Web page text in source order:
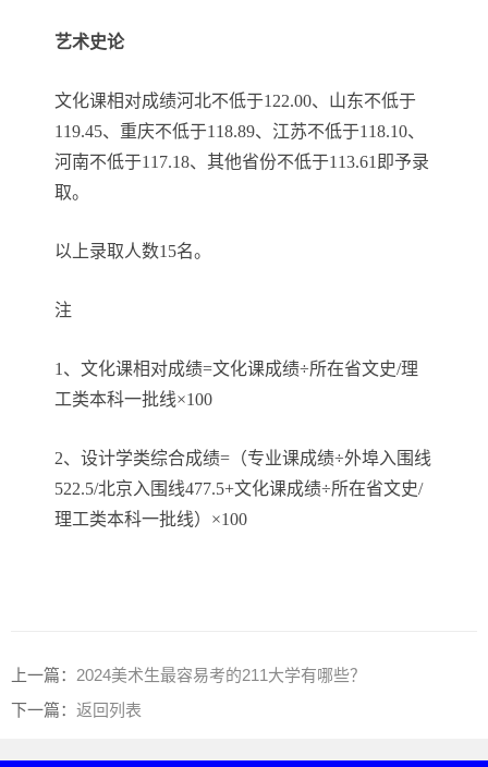
艺术史论
文化课相对成绩河北不低于122.00、山东不低于
119.45、重庆不低于118.89、江苏不低于118.10、
河南不低于117.18、其他省份不低于113.61即予录
取。
以上录取人数15名。
注
1、文化课相对成绩=文化课成绩÷所在省文史/理
工类本科一批线×100
2、设计学类综合成绩=（专业课成绩÷外埠入围线
522.5/北京入围线477.5+文化课成绩÷所在省文史/
理工类本科一批线）×100
上一篇： 2024美术生最容易考的211大学有哪些？
下一篇： 返回列表